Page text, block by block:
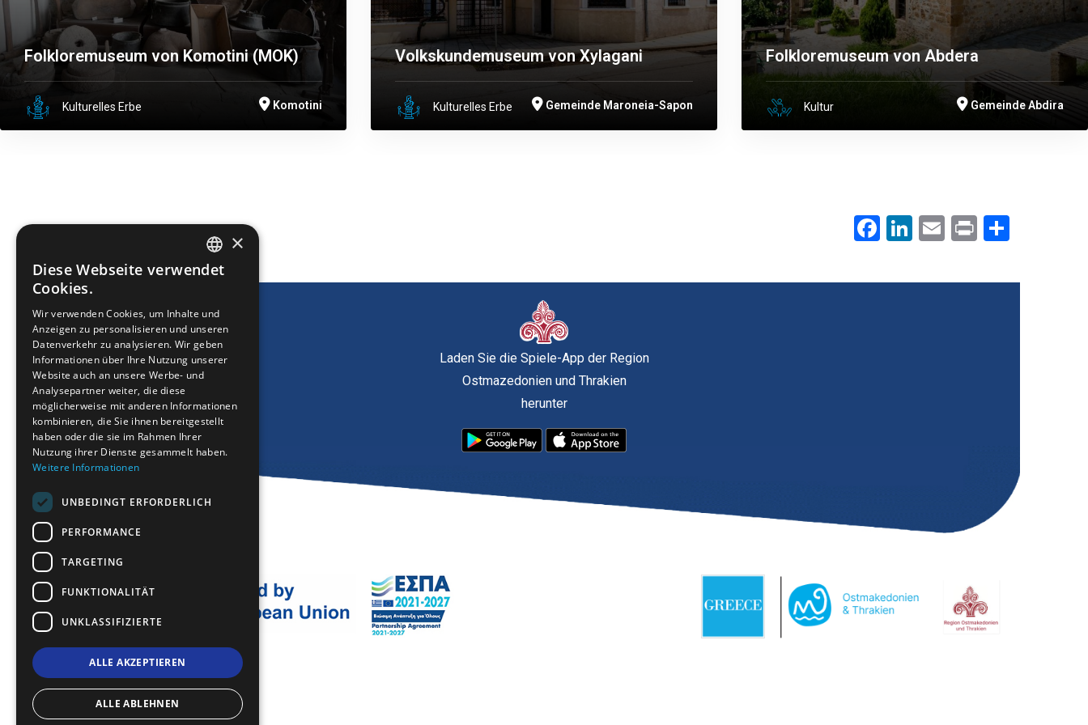
Folkloremuseum von Komotini (MOK)
Kulturelles Erbe Komotini
Volkskundemuseum von Xylagani
Kulturelles Erbe Gemeinde Maroneia-Sapon
Folkloremuseum von Abdera
Kultur Gemeinde Abdira
Facebook
LinkedIn
Email
Print
Laden Sie die Spiele-App der Region
Ostmazedonien und Thrakien
herunter
ENGLISH
FRENCH
BULGARIAN
ROMANIAN
TURKISH
×
Diese Webseite verwendet
Cookies.
Wir verwenden Cookies, um Inhalte und
Anzeigen zu personalisieren und unseren
Datenverkehr zu analysieren. Wir geben
Informationen über Ihre Nutzung unserer
Website auch an unsere Werbe- und
Analysepartner weiter, die diese
möglicherweise mit anderen Informationen
kombinieren, die Sie ihnen bereitgestellt
haben oder die sie im Rahmen Ihrer
Nutzung ihrer Dienste gesammelt haben.
Weitere Informationen
UNBEDINGT ERFORDERLICH
PERFORMANCE
TARGETING
FUNKTIONALITÄT
UNKLASSIFIZIERTE
ALLE AKZEPTIEREN
ALLE ABLEHNEN